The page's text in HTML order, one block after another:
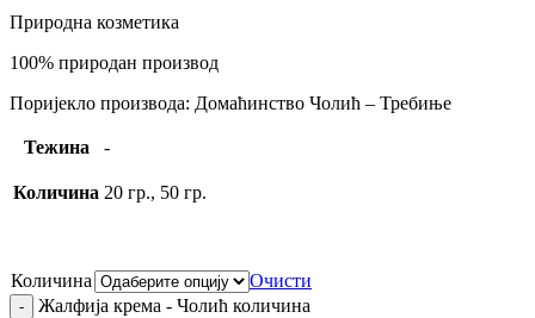
Природна козметика
100% природан производ
Поријекло производа: Домаћинство Чолић – Требиње
Тежина -
Количина 20 гр., 50 гр.
Количина
Очисти
Жалфија крема - Чолић количина